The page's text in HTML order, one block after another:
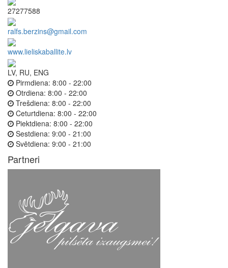
27277588
ralfs.berzins@gmail.com
www.lieliskaballite.lv
LV, RU, ENG
Pirmdiena: 8:00 - 22:00
Otrdiena: 8:00 - 22:00
Trešdiena: 8:00 - 22:00
Ceturtdiena: 8:00 - 22:00
Piektdiena: 8:00 - 22:00
Sestdiena: 9:00 - 21:00
Svētdiena: 9:00 - 21:00
Partneri